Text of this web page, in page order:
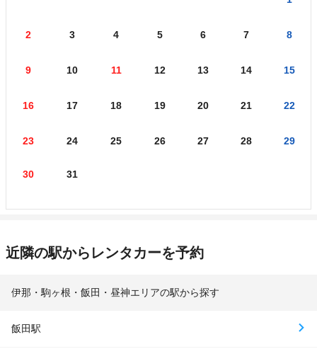
2 3 4 5 6 7 8
9 10 11 12 13 14 15
16 17 18 19 20 21 22
23 24 25 26 27 28 29
30 31
近隣の駅からレンタカーを予約
伊那・駒ヶ根・飯田・昼神エリアの駅から探す
飯田駅